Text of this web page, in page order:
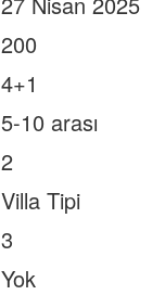
200
4+1
5-10 arası
2
Villa Tipi
3
Yok